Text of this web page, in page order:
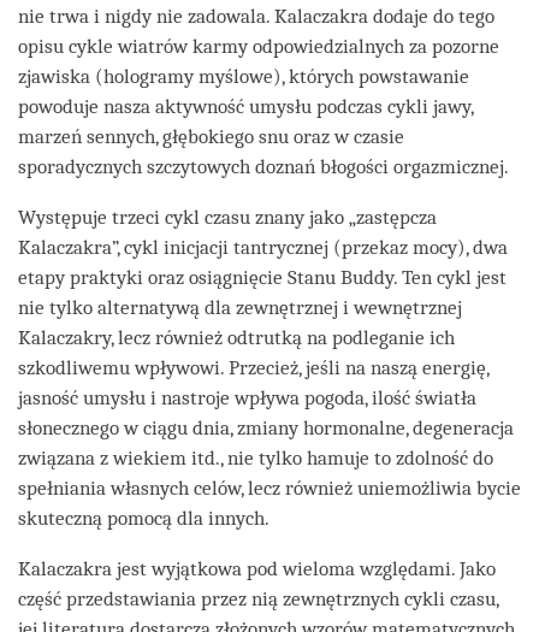
nie trwa i nigdy nie zadowala. Kalaczakra dodaje do tego
opisu cykle wiatrów karmy odpowiedzialnych za pozorne
zjawiska (hologramy myślowe), których powstawanie
powoduje nasza aktywność umysłu podczas cykli jawy,
marzeń sennych, głębokiego snu oraz w czasie
sporadycznych szczytowych doznań błogości orgazmicznej.
Występuje trzeci cykl czasu znany jako „zastępcza
Kalaczakra”, cykl inicjacji tantrycznej (przekaz mocy), dwa
etapy praktyki oraz osiągnięcie Stanu Buddy. Ten cykl jest
nie tylko alternatywą dla zewnętrznej i wewnętrznej
Kalaczakry, lecz również odtrutką na podleganie ich
szkodliwemu wpływowi. Przecież, jeśli na naszą energię,
jasność umysłu i nastroje wpływa pogoda, ilość światła
słonecznego w ciągu dnia, zmiany hormonalne, degeneracja
związana z wiekiem itd., nie tylko hamuje to zdolność do
spełniania własnych celów, lecz również uniemożliwia bycie
skuteczną pomocą dla innych.
Kalaczakra jest wyjątkowa pod wieloma względami. Jako
część przedstawiania przez nią zewnętrznych cykli czasu,